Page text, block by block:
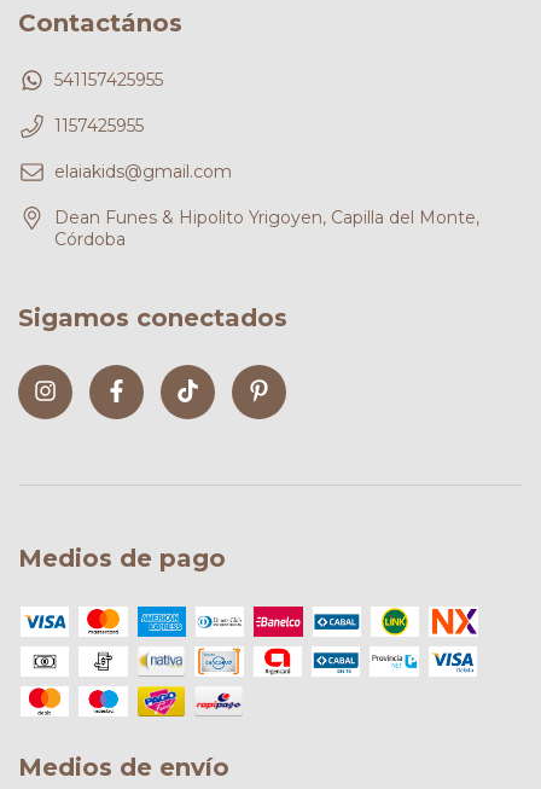
Contactános
541157425955
1157425955
elaiakids@gmail.com
Dean Funes & Hipolito Yrigoyen, Capilla del Monte,
Córdoba
Sigamos conectados
Medios de pago
Medios de envío